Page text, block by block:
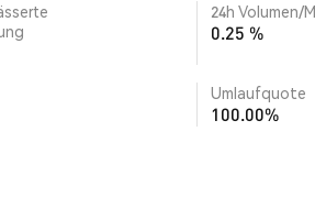
24h Volumen/
0.25 %
Umlaufquote
100.00%